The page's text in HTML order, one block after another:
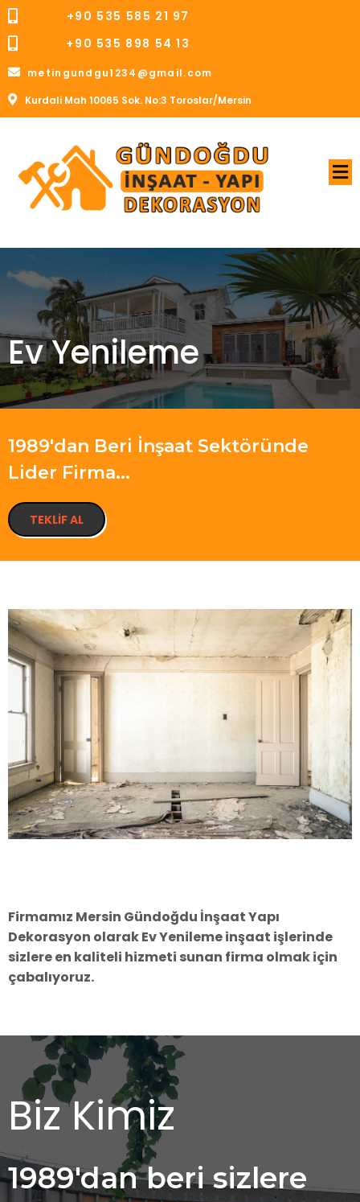
+90 535 585 21 97
+90 535 898 54 13
metingundgu1234@gmail.com
Kurdali Mah 10065 Sok. No:3 Toroslar/Mersin
Ev Yenileme
1989'dan Beri İnşaat Sektöründe
Lider Firma...
TEKLIF AL
Firmamız Mersin Gündoğdu İnşaat Yapı
Dekorasyon olarak Ev Yenilemeinşaat işlerinde
sizlere en kaliteli hizmeti sunan firma olmak için
çabalıyoruz.
Biz Kimiz
1989'dan beri sizlere